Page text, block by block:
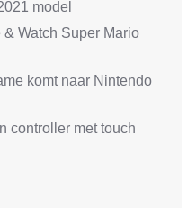
model
Watch Super Mario
komt naar Nintendo
controller met touch